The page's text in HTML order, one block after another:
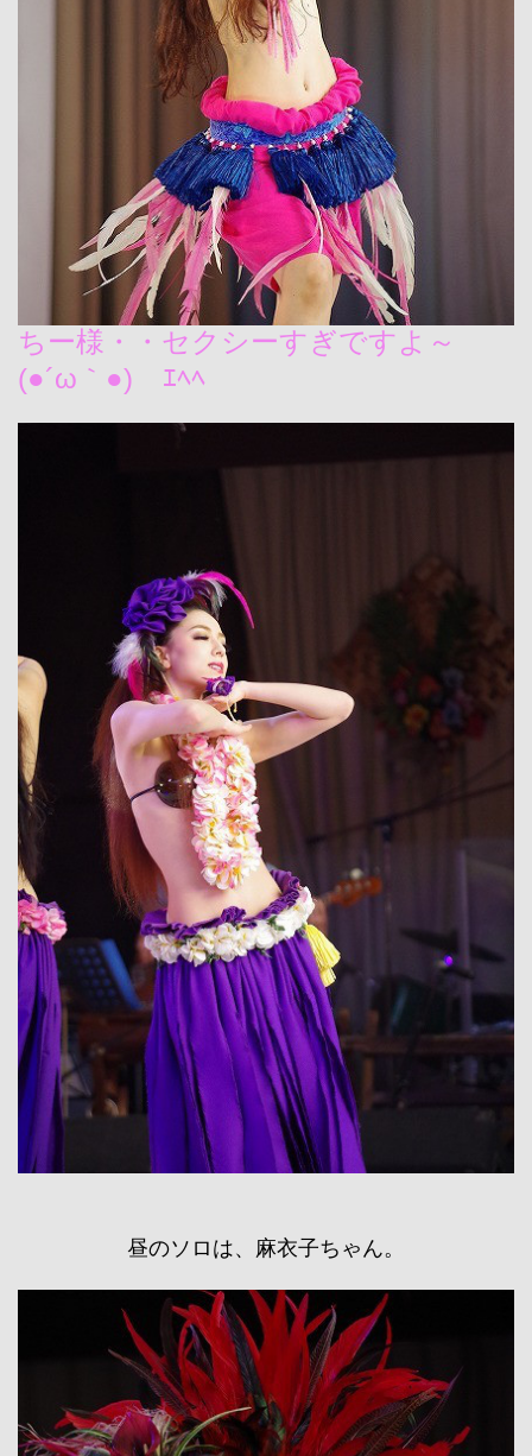
ちー様・・セクシーすぎですよ～
(●´ω｀●)ゞｴﾍﾍ
昼のソロは、麻衣子ちゃん。